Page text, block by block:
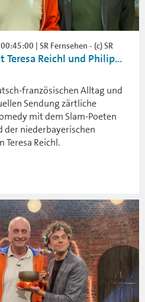
| SR Fernsehen - (c) SR
Teresa Reichl und Philip...
französischen Alltag und
Sendung zärtliche
mit dem Slam-Poeten
der niederbayerischen
Reichl.